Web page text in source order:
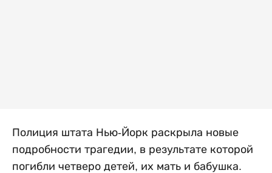
Полиция штата Нью-Йорк раскрыла новые
подробности трагедии, в результате которой
погибли четверо детей, их мать и бабушка.